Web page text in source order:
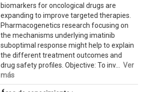
biomarkers for oncological drugs are
expanding to improve targeted therapies.
Pharmacogenetics research focusing on
the mechanisms underlying imatinib
suboptimal response might help to explain
the different treatment outcomes and
drug safety profiles. Objective: To inv... Ver
más